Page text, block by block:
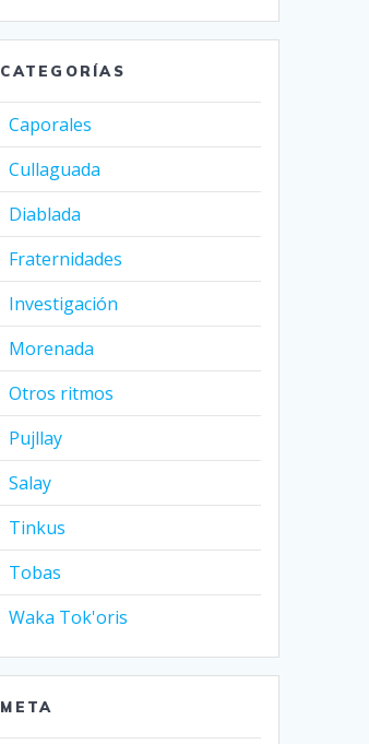
CATEGORÍAS
Caporales
Cullaguada
Diablada
Fraternidades
Investigación
Morenada
Otros ritmos
Pujllay
Salay
Tinkus
Tobas
Waka Tok'oris
META